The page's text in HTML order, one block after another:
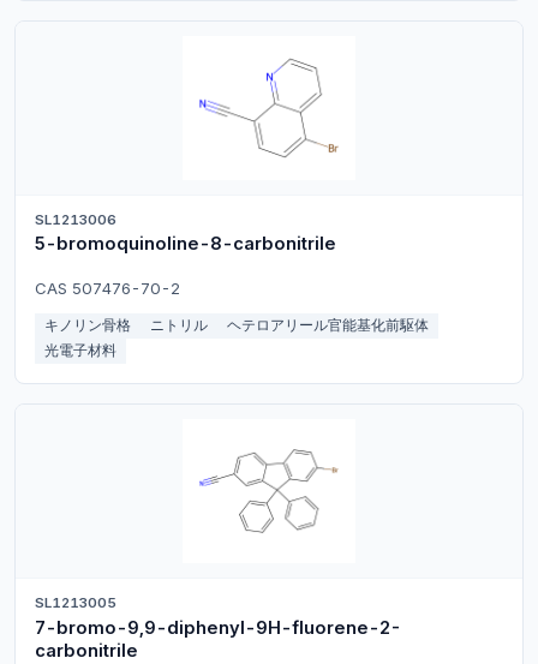
SL1213006
5-bromoquinoline-8-carbonitrile
CAS 507476-70-2
キノリン骨格 ニトリル
ヘテロアリール官能基化前駆体
光電子材料
SL1213005
7-bromo-9,9-diphenyl-9H-fluorene-2-
carbonitrile